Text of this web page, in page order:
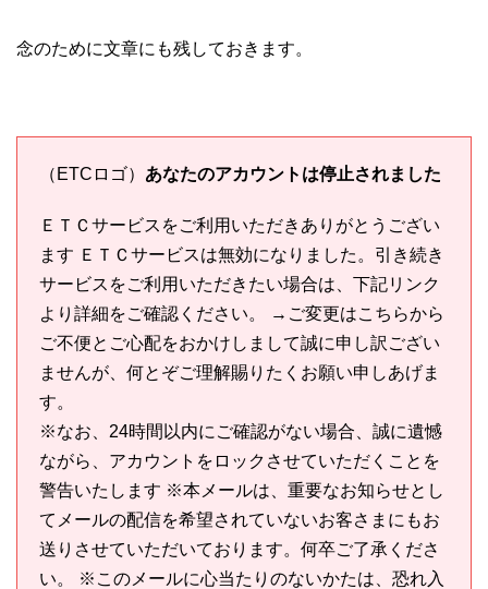
念のために文章にも残しておきます。
（ETCロゴ） あなたのアカウントは停止されました
ＥＴＣサービスをご利用いただきありがとうござい
ます ＥＴＣサービスは無効になりました。引き続き
サービスをご利用いただきたい場合は、下記リンク
より詳細をご確認ください。 →ご変更はこちらから
ご不便とご心配をおかけしまして誠に申し訳ござい
ませんが、何とぞご理解賜りたくお願い申しあげま
す。
※なお、24時間以内にご確認がない場合、誠に遺憾
ながら、アカウントをロックさせていただくことを
警告いたします ※本メールは、重要なお知らせとし
てメールの配信を希望されていないお客さまにもお
送りさせていただいております。何卒ご了承くださ
い。 ※このメールに心当たりのないかたは、恐れ入